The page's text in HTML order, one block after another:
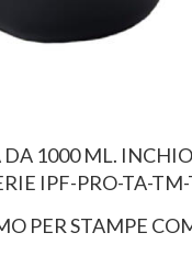
DA 1000 ML.
IPF-PRO-TA-
PER STAMPE